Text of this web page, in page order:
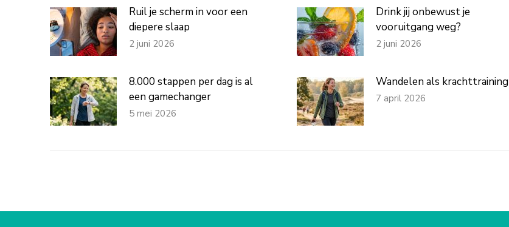
Ruil je scherm in voor een
diepere slaap
2 juni 2026
Drink jij onbewust je
vooruitgang weg?
2 juni 2026
8.000 stappen per dag is al
een gamechanger
5 mei 2026
Wandelen als krachttraining
7 april 2026